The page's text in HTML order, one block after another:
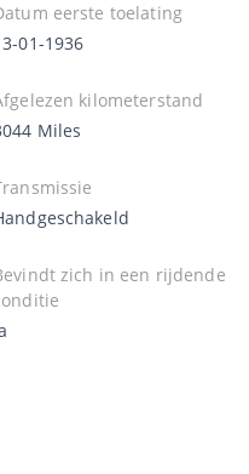
eerste toelating
01-1936
kilometerstand
Miles
zich in een rijdende